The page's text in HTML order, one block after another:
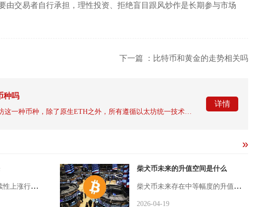
由交易者自行承担，理性投资、拒绝盲目跟风炒作是长期参与市场
下一篇 ：比特币和黄金的走势相关吗
种吗
以太坊钱包并不是只能存放以太坊这一种币种，除了原生ETH之外，所有遵循以太坊统一技术标准发行的代币、NFT数字藏品，都可以通过同一个以太坊地址进行存放与管理，这也是绝大多数新手投资者最容易产生认知偏差的地方。很多人误以为钱包名称带有以太坊字样，就只能存储ETH原生币，忽略了以太坊作为公链，拥有一套完整的代币发行规范，整个生态内发行的资产共用同一套地址体系，私钥掌控的不仅是ETH，更是整个地址上所有链上资产的所有权。从底层原理来讲，以太坊钱包本身并不会储存任何代币资产，区块链网
详情
BCH长期难以走出持续性上涨行情，核心是多次社区分裂留下的信任隐患、单一支付叙事被竞品全面挤压、生态建设滞后以及机构资金入场意愿低迷共同造成的结构性问题，短期只能跟随大盘被动波动，很难形成独立的上涨逻辑。作为比特币硬分叉诞生的币种，BCH诞...
柴犬币未来的升值空间是什么
柴犬币未来存在中等幅度的升值空间，核心依赖Shibarium生态落地、通缩机制持续生效与机构化认可，短期升值倍数有限，长期若完成从模因币到实用型公链的转型，有望实现5至20倍增长，但难以触及0.01美元等极端高位。柴犬币的通缩模型是升值的基础支撑。SHIB初始总量1000万亿枚，经V神销毁与社区长期销毁后，流通量已大幅缩减，项目方在2026年推出销毁机制2.0，用户参与质押、交易、流动性提供时可触发自动销毁，叠加Shibarium生态内应用的手续费销毁，形成持续通缩压力。历史
2026-04-19